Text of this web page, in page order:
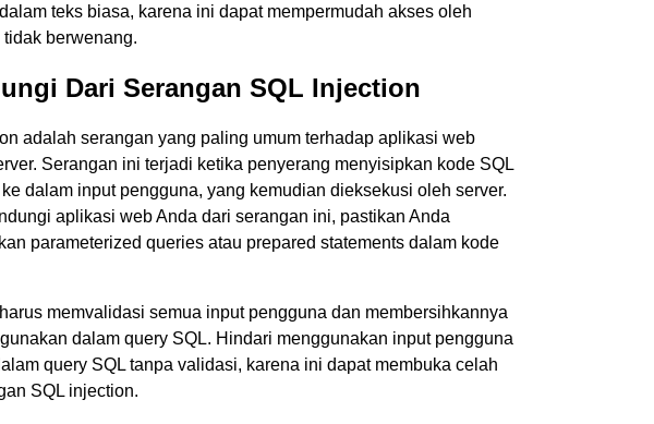
teks biasa, karena ini dapat mempermudah akses oleh
berwenang.
Dari Serangan SQL Injection
adalah serangan yang paling umum terhadap aplikasi web
Serangan ini terjadi ketika penyerang menyisipkan kode SQL
dalam input pengguna, yang kemudian dieksekusi oleh server.
aplikasi web Anda dari serangan ini, pastikan Anda
parameterized queries atau prepared statements dalam kode
memvalidasi semua input pengguna dan membersihkannya
dalam query SQL. Hindari menggunakan input pengguna
query SQL tanpa validasi, karena ini dapat membuka celah
SQL injection.